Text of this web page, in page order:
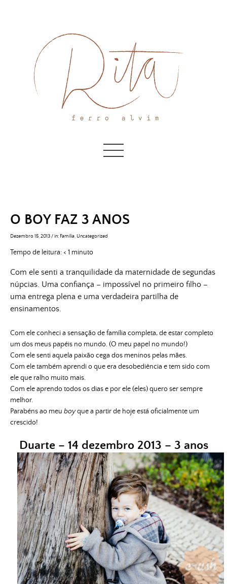
O BOY FAZ 3 ANOS
Dezembro 15, 2013/in: Família Uncategorized
Tempo de leitura:< 1 minuto
Com ele senti a tranquilidade da maternidade de segundas
núpcias. Uma confiança – impossível no primeiro filho –
uma entrega plena e uma verdadeira partilha de
ensinamentos.
Com ele conheci a sensação de família completa, de estar completo
um dos meus papéis no mundo. (O meu papel no mundo!)
Com ele senti aquela paixão cega dos meninos pelas mães.
Com ele também aprendi o que era desobediência e tem sido com
ele que ralho muito mais.
Com ele aprendo todos os dias e por ele (eles) quero ser sempre
melhor.
Parabéns ao meu boyque a partir de hoje está oficialmente um
crescido!
Duarte – 14 dezembro 2013 – 3 anos